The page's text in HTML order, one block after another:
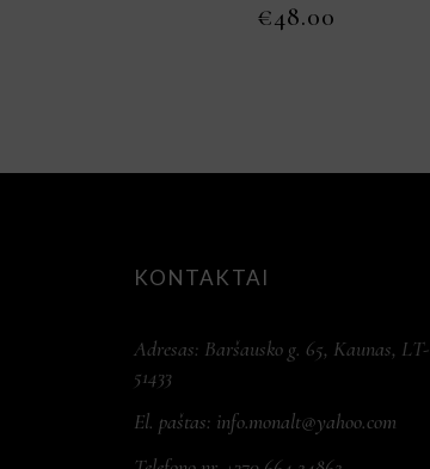
€48.00
KONTAKTAI
Adresas: Baršausko g. 65, Kaunas, LT-
51433
El. paštas: info.monalt@yahoo.com